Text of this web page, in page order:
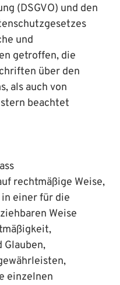
(DSGVO) und den
und
getroffen, die
über den
als auch von
beachtet
rechtmäßige Weise,
in einer für die
Weise
Glauben,
einzelnen